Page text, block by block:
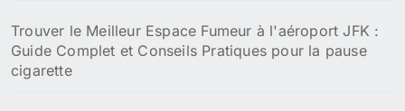
Trouver le Meilleur Espace Fumeur à l'aéroport JFK :
Guide Complet et Conseils Pratiques pour la pause
cigarette